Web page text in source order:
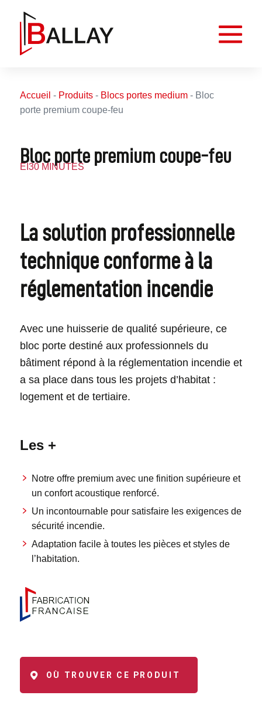
Accueil - Produits- Blocs portes medium- Bloc
porte premium coupe-feu
Bloc porte premium coupe-feu
EI30 MINUTES
La solution professionnelle
technique conforme à la
réglementation incendie
Avec une huisserie de qualité supérieure, ce
bloc porte destiné aux professionnels du
bâtiment répond à la réglementation incendie et
a sa place dans tous les projets d’habitat :
logement et de tertiaire.
Les +
Notre offre premium avec une finition supérieure et
un confort acoustique renforcé.
Un incontournable pour satisfaire les exigences de
sécurité incendie.
Adaptation facile à toutes les pièces et styles de
l’habitation.
OÙ TROUVER CE PRODUIT